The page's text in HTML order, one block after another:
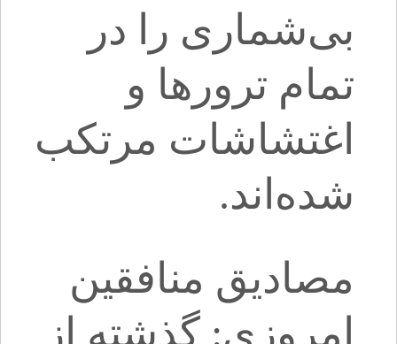
بی‌شماری را در
تمام ترورها و
اغتشاشات مرتکب
شده‌اند.
مصادیق منافقین
امروزی: گذشته از